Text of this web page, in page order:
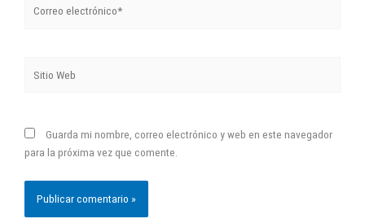
Guarda mi nombre, correo electrónico y web en este navegador
para la próxima vez que comente.